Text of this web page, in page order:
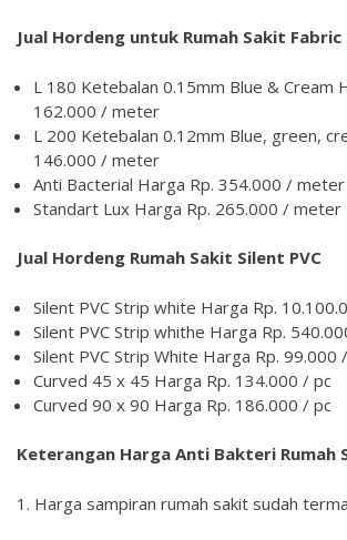
Jual Hordeng untuk Rumah Sakit
L 180 Ketebalan 0.15mm Blue & Cream
162.000 / meter
L 200 Ketebalan 0.12mm Blue, green,
146.000 / meter
Anti Bacterial Harga Rp. 354.000 / meter
Standart Lux Harga Rp. 265.000 / meter
Jual Hordeng Rumah Sakit Silent PVC
Silent PVC Strip white Harga Rp.
Silent PVC Strip whithe Harga Rp.
Silent PVC Strip White Harga Rp. 99.000
Curved 45 x 45 Harga Rp. 134.000 / pc
Curved 90 x 90 Harga Rp. 186.000 / pc
Keterangan Harga Anti Bakteri Rumah
1. Harga sampiran rumah sakit sudah